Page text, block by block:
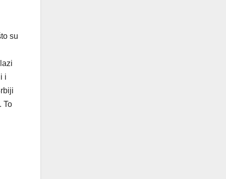
su
i
To